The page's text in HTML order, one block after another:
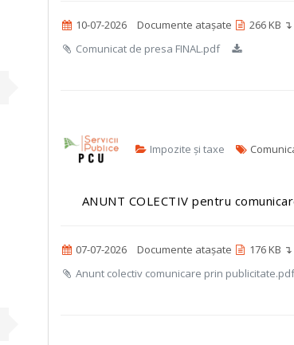
10-07-2026 Documente atașate
266 KB ↴
Comunicat de presa FINAL.pdf
Impozite și taxe
ANUNT COLECTIV pentru
07-07-2026 Documente atașate
176 KB ↴
Anunt colectiv comunicare prin publicitate.pdf